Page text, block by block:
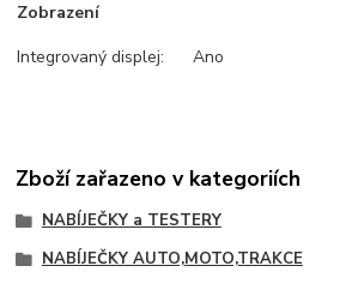
Zobrazení
Integrovaný displej:
Ano
Zboží zařazeno v kategoriích
NABÍJEČKY a TESTERY
NABÍJEČKY AUTO,MOTO,TRAKCE